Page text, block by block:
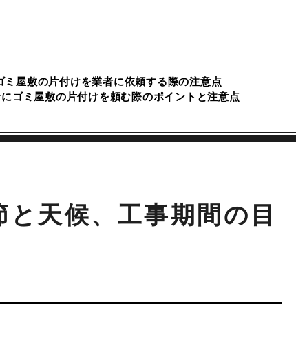
ミ屋敷の片付けを業者に依頼する際の注意点
ゴミ屋敷の片付けを頼む際のポイントと注意点
天候、工事期間の目